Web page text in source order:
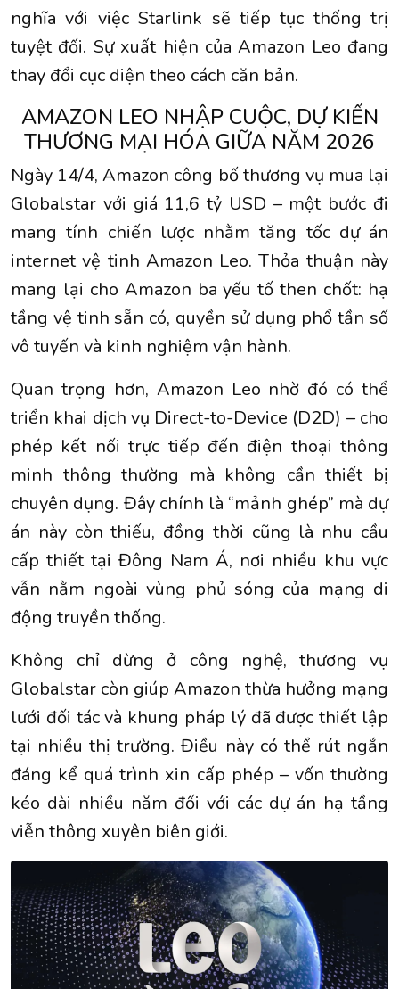
nghĩa với việc Starlink sẽ tiếp tục thống trị
tuyệt đối. Sự xuất hiện của Amazon Leo đang
thay đổi cục diện theo cách căn bản.
AMAZON LEO NHẬP CUỘC, DỰ KIẾN
THƯƠNG MẠI HÓA GIỮA NĂM 2026
Ngày 14/4, Amazon công bố thương vụ mua lại
Globalstar với giá 11,6 tỷ USD – một bước đi
mang tính chiến lược nhằm tăng tốc dự án
internet vệ tinh Amazon Leo. Thỏa thuận này
mang lại cho Amazon ba yếu tố then chốt: hạ
tầng vệ tinh sẵn có, quyền sử dụng phổ tần số
vô tuyến và kinh nghiệm vận hành.
Quan trọng hơn, Amazon Leo nhờ đó có thể
triển khai dịch vụ Direct-to-Device (D2D) – cho
phép kết nối trực tiếp đến điện thoại thông
minh thông thường mà không cần thiết bị
chuyên dụng. Đây chính là “mảnh ghép” mà dự
án này còn thiếu, đồng thời cũng là nhu cầu
cấp thiết tại Đông Nam Á, nơi nhiều khu vực
vẫn nằm ngoài vùng phủ sóng của mạng di
động truyền thống.
Không chỉ dừng ở công nghệ, thương vụ
Globalstar còn giúp Amazon thừa hưởng mạng
lưới đối tác và khung pháp lý đã được thiết lập
tại nhiều thị trường. Điều này có thể rút ngắn
đáng kể quá trình xin cấp phép – vốn thường
kéo dài nhiều năm đối với các dự án hạ tầng
viễn thông xuyên biên giới.